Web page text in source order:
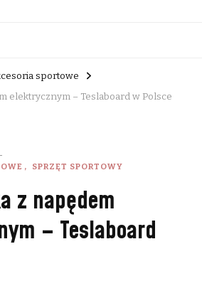
sportowe
elektrycznym – Teslaboard w Polsce
SPRZĘT SPORTOWY
z napędem
– Teslaboard